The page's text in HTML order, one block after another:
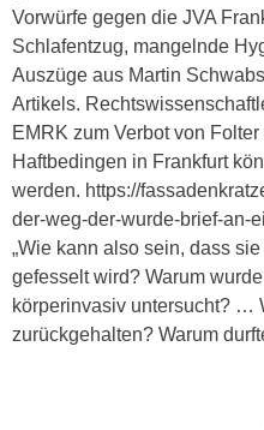
Vorwürfe gegen die JVA
Schlafentzug, mangelnde
Auszüge aus Martin
Artikels.
EMRK zum Verbot von
Haftbedingen in Frankfurt
werden. https://
der-weg-der-wurde-brief-an-
„Wie kann also sein, dass
gefesselt wird? Warum
körperinvasiv untersucht? …
zurückgehalten? Warum